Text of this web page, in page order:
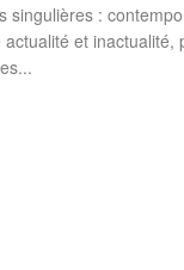
singulières :
et